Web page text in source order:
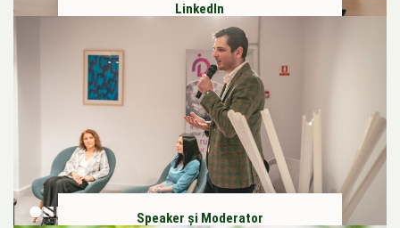
LinkedIn
Speaker și Moderator